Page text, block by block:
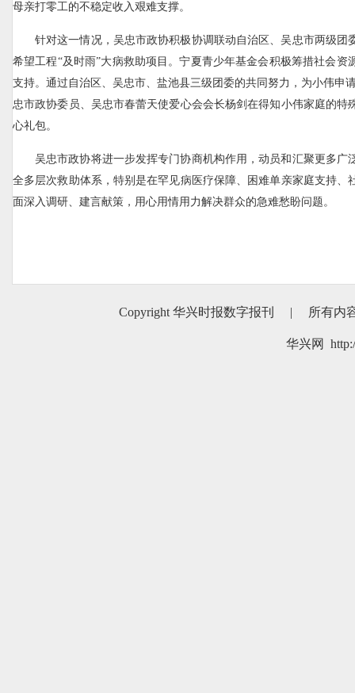
母亲打零工的不稳定收入艰难支撑。
针对这一情况，吴忠市政协积极协调联动自治区、吴忠市两级团
希望工程“及时雨”大病救助项目。宁夏青少年基金会积极筹措社会资
支持。通过自治区、吴忠市、盐池县三级团委的共同努力，为小伟申
忠市政协委员、吴忠市春蕾天使爱心会会长杨剑在得知小伟家庭的特
心礼包。
吴忠市政协将进一步发挥专门协商机构作用，动员和汇聚更多广
全多层次救助体系，特别是在罕见病医疗保障、困难单亲家庭支持、
面深入调研、建言献策，用心用情用力解决群众的急难愁盼问题。
Copyright 华兴时报数字报刊 | 所有内
华兴网